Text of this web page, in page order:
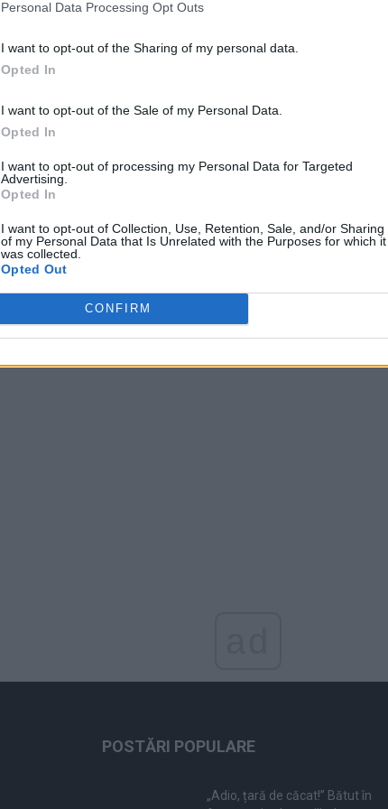
Personal Data Processing Opt Outs
I want to opt-out of the Sharing of my personal data.
Opted In
I want to opt-out of the Sale of my Personal Data.
Opted In
I want to opt-out of processing my Personal Data for Targeted
Advertising.
Opted In
I want to opt-out of Collection, Use, Retention, Sale, and/or Sharing
of my Personal Data that Is Unrelated with the Purposes for which it
was collected.
Opted Out
CONFIRM
POSTĂRI POPULARE
„Adio, țară de căcat!” Bătut în